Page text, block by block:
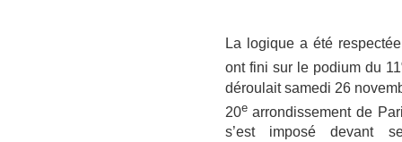
La logique a été
ont fini sur le podium du 11
déroulait samedi 26
20earrondissement de
s’est imposé devant